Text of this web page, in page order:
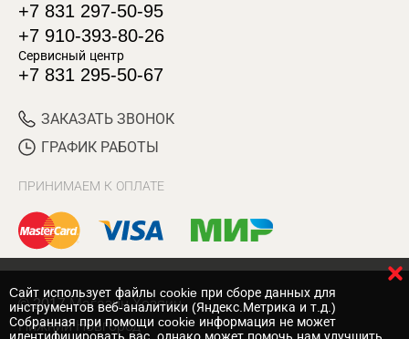
+7 831 297-50-95
+7 910-393-80-26
Сервисный центр
+7 831 295-50-67
ЗАКАЗАТЬ ЗВОНОК
ГРАФИК РАБОТЫ
ПРИНИМАЕМ К ОПЛАТЕ
© 2017 Магазин Хозяин
Нижний Новгород
Cайт использует файлы cookie при сборе данных для
инструментов веб-аналитики (Яндекс.Метрика и т.д.)
Собранная при помощи cookie информация не может